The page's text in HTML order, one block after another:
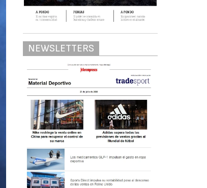
NEWSLETTERS